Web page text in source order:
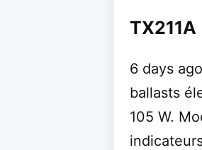
6 days
ballasts
105 W.